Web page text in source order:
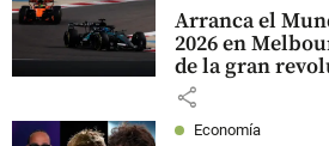
Arranca el
2026 en
de la gran
share
Economía